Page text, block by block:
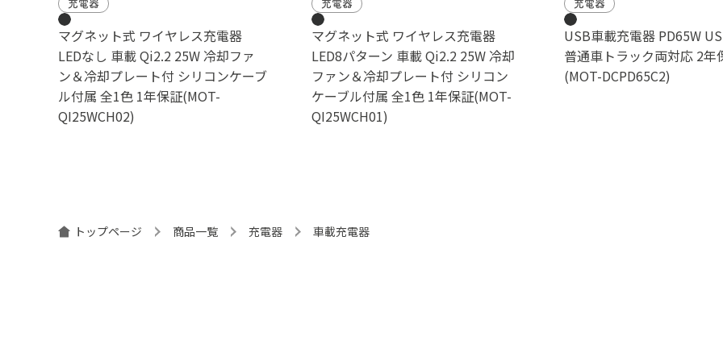
充電器
マグネット式 ワイヤレス充電器
LEDなし 車載 Qi2.2 25W 冷却ファ
ン＆冷却プレート付 シリコンケーブ
ル付属 全1色 1年保証(MOT-
QI25WCH02)
充電器
マグネット式 ワイヤレス充電器
LED8パターン 車載 Qi2.2 25W 冷却
ファン＆冷却プレート付 シリコン
ケーブル付属 全1色 1年保証(MOT-
QI25WCH01)
充電器
USB車載充電器 PD65W
普通車トラック両対応 2年
(MOT-DCPD65C2)
トップページ 商品一覧 充電器 車載充電器